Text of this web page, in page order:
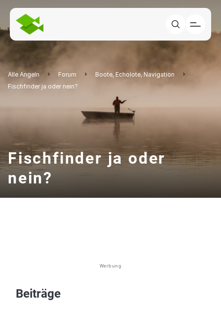
Alle Angeln Forum
Boote, Echolote, Navigation
Fischfinder ja oder nein?
Fischfinder ja oder
nein?
Werbung
Beiträge